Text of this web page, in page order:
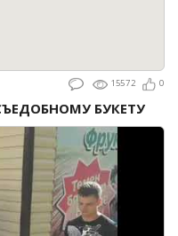
15572 0
БУКЕТУ